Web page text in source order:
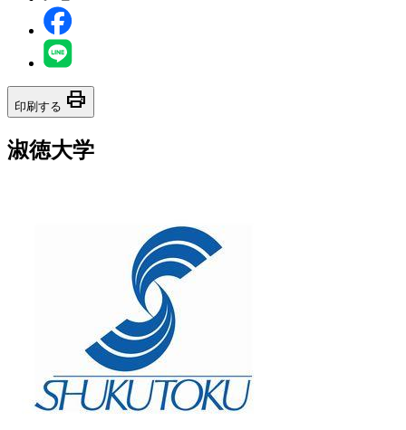
印刷する print
淑徳大学